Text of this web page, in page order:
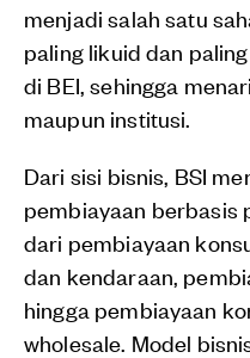
menjadi salah satu
paling likuid dan
di BEI, sehingga
maupun institusi.
Dari sisi bisnis, BSI
pembiayaan
dari pembiayaan
dan kendaraan,
hingga pembiayaan
wholesale. Model